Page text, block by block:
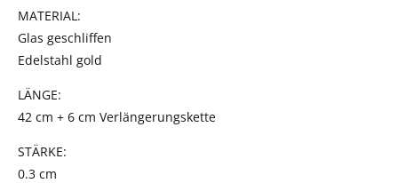
MATERIAL:
Glas geschliffen
Edelstahl gold
LÄNGE:
42 cm + 6 cm Verlängerungskette
STÄRKE:
0.3 cm